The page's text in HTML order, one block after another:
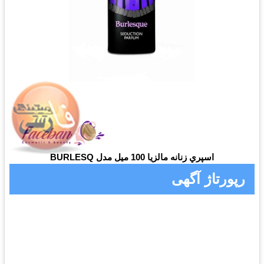
اسپري زنانه مالزيا 100 ميل مدل BURLESQ
رپورتاژ آگهی